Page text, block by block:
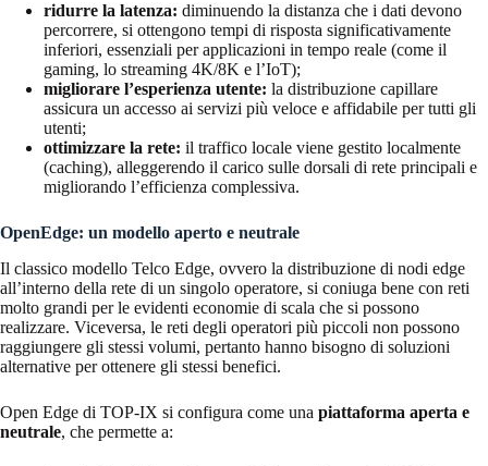
ridurre la latenza: diminuendo la distanza che i dati devono
percorrere, si ottengono tempi di risposta significativamente
inferiori, essenziali per applicazioni in tempo reale (come il
gaming, lo streaming 4K/8K e l’IoT);
migliorare l’esperienza utente: la distribuzione capillare
assicura un accesso ai servizi più veloce e affidabile per tutti gli
utenti;
ottimizzare la rete: il traffico locale viene gestito localmente
(caching), alleggerendo il carico sulle dorsali di rete principali e
migliorando l’efficienza complessiva.
OpenEdge: un modello aperto e neutrale
Il classico modello Telco Edge, ovvero la distribuzione di nodi edge
all’interno della rete di un singolo operatore, si coniuga bene con reti
molto grandi per le evidenti economie di scala che si possono
realizzare. Viceversa, le reti degli operatori più piccoli non possono
raggiungere gli stessi volumi, pertanto hanno bisogno di soluzioni
alternative per ottenere gli stessi benefici.
Open Edge di TOP-IX si configura come una piattaforma aperta e
neutrale, che permette a: